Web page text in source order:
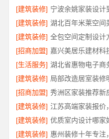
[建筑装修]
[建筑装修]
[建筑装修]
[招商加盟] 嘉兴美居乐建材科
[生活服务]
[建筑装修] 局部改造居室装修
[招商加盟]
[建筑装修] 江苏高端家装报价
[建筑装修] 优质室内设计哪家
[建筑装修] 惠州装修十年专注